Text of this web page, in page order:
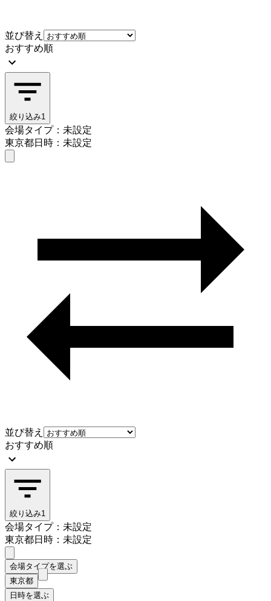
並び替え
おすすめ順
絞り込み1
会場タイプ：未設定
東京都日時：未設定
並び替え
おすすめ順
絞り込み1
会場タイプ：未設定
東京都日時：未設定
会場タイプを選ぶ
東京都
日時を選ぶ